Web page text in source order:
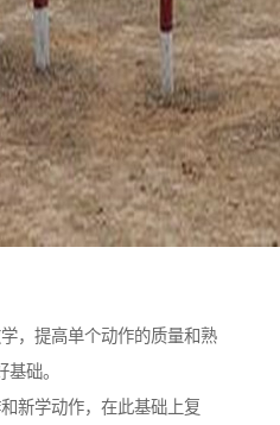
，提高单个动作的质量和熟
础。
新学动作，在此基础上复